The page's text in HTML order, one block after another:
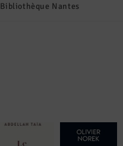
Bibliothèque Nantes